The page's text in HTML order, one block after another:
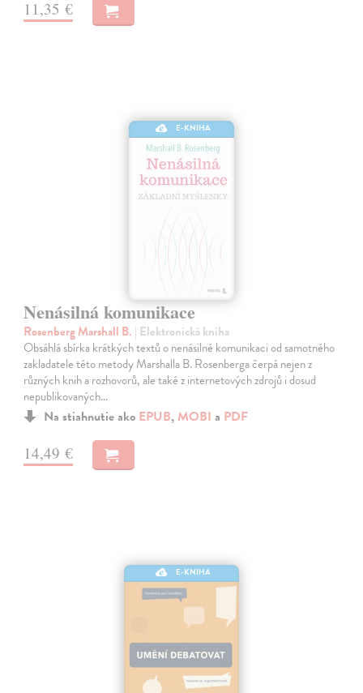
11,35 €
E-KNIHA
Nenásilná komunikace
Rosenberg Marshall B. | Elektronická kniha
Obsáhlá sbírka krátkých textů o nenásilné komunikaci od samotného
zakladatele této metody Marshalla B. Rosenberga čerpá nejen z
různých knih a rozhovorů, ale také z internetových zdrojů i dosud
nepublikovaných…
Na stiahnutie ako EPUB, MOBI a PDF
14,49 €
E-KNIHA